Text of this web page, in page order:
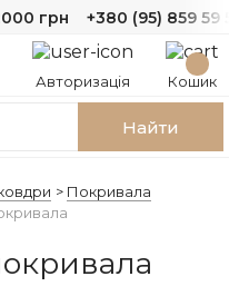
грн +380 (95) 859 59
Авторизація Кошик
Найти
Покривала